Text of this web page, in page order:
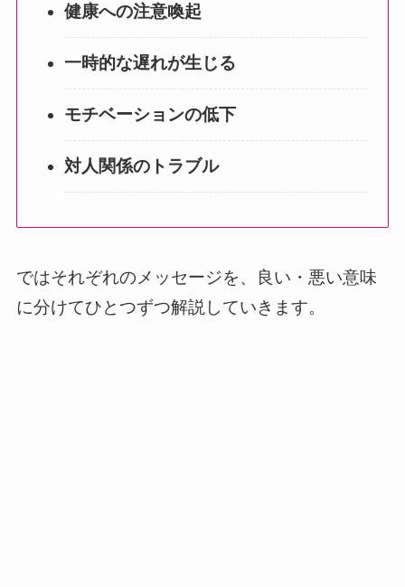
健康への注意喚起
一時的な遅れが生じる
モチベーションの低下
対人関係のトラブル
ではそれぞれのメッセージを、良い・悪い意味
に分けてひとつずつ解説していきます。